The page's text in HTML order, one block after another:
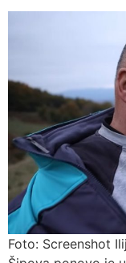
Foto: Screenshot